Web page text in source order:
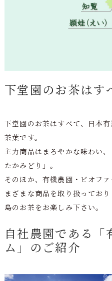
下堂園のお茶はす
下堂園のお茶はすべて、日本
茶葉です。
主力商品はまろやかな味わい
たかみどり」。
そのほか、有機農園・ビオフ
まざまな商品を取り扱ってお
島のお茶をお楽しみ下さい。
自社農園である「
ム」のご紹介